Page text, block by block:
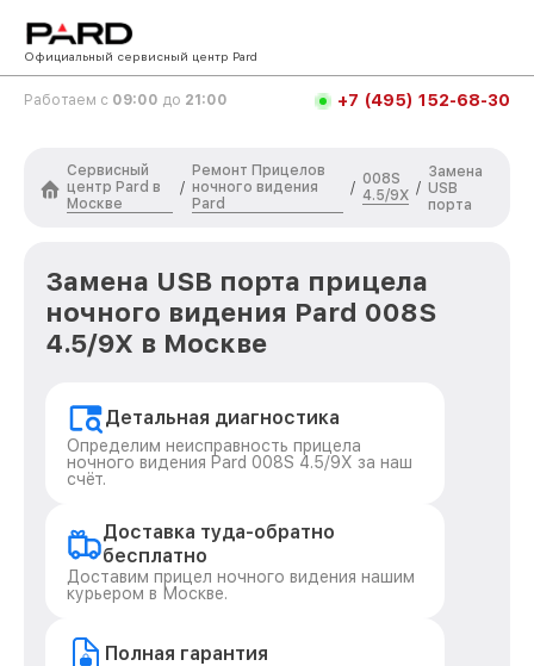
Официальный сервисный центр Pard
Работаем с 09:00 до 21:00 +7 (495) 152-68-30
Сервисный
центр Pard в
Москве
/
Ремонт Прицелов
ночного видения
Pard
/
008S
4.5/9X /
Замена
USB
порта
Замена USB порта прицела
ночного видения Pard 008S
4.5/9X в Москве
Детальная диагностика
Определим неисправность прицела
ночного видения Pard 008S 4.5/9X за наш
счёт.
Доставка туда-обратно
бесплатно
Доставим прицел ночного видения нашим
курьером в Москве.
Полная гарантия